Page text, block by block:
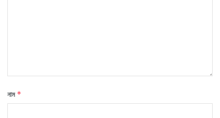
নাম *